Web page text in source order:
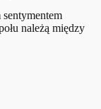
należą między